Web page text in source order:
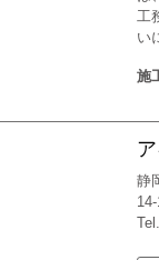
工
い
施
静